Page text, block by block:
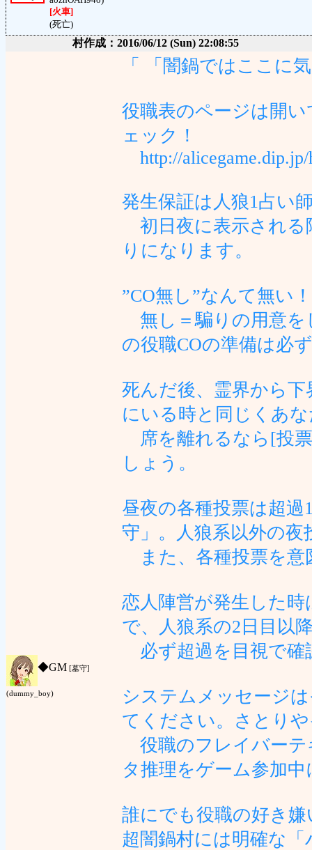
[火車]
(死亡)
村作成：2016/06/12 (Sun) 22:08:55
◆GM [墓守]
(dummy_boy)
「 「闇鍋ではここに
役職表のページは開
ェック！
http://
発生保証は人狼1占い
初日夜に表示される
りになります。
”CO無し”なんて無い
無し＝騙りの用意を
の役職COの準備は必
死んだ後、霊界から
にいる時と同じくあ
席を離れるなら[投
しょう。
昼夜の各種投票は超過
守」。人狼系以外の
また、各種投票を意
恋人陣営が発生した
で、人狼系の2日目以
必ず超過を目視で確
システムメッセージ
てください。さとり
役職のフレイバーテ
タ推理をゲーム参加
誰にでも役職の好き
超闇鍋村には明確な